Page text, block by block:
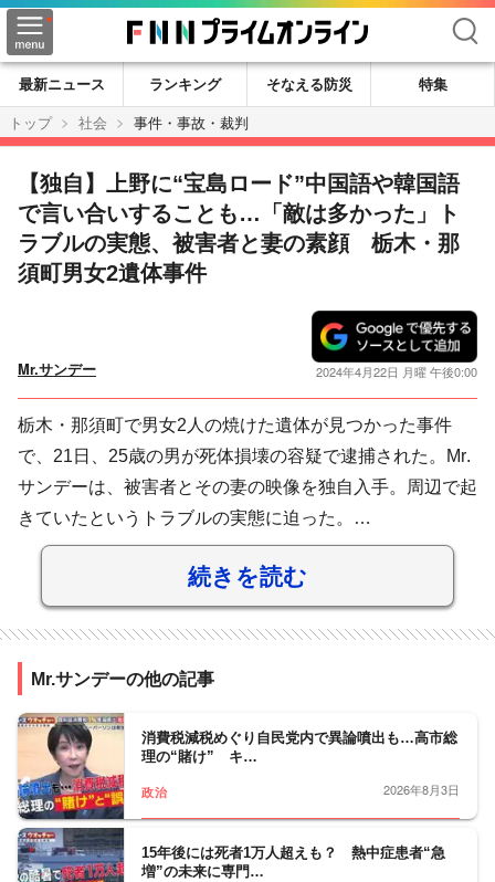
検索
最新ニュース ランキング そなえる防災
特集
トップ
社会 事件・事故・裁判
【独自】上野に“宝島ロード”中国語や韓国語
で言い合いすることも…「敵は多かった」ト
ラブルの実態、被害者と妻の素顔 栃木・那
須町男女2遺体事件
Mr.サンデー 2024年4月22日 月曜 午後0:00
栃木・那須町で男女2人の焼けた遺体が見つかった事件
で、21日、25歳の男が死体損壊の容疑で逮捕された。Mr.
サンデーは、被害者とその妻の映像を独自入手。周辺で起
きていたというトラブルの実態に迫った。…
続きを読む
Mr.サンデーの他の記事
消費税減税めぐり自民党内で異論噴出も…高市総
理の“賭け” キ…
政治 2026年8月3日
15年後には死者1万人超えも？ 熱中症患者“急
増”の未来に専門…